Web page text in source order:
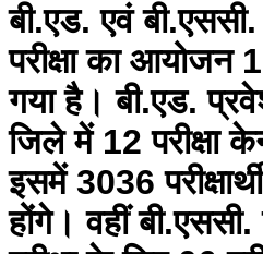
बी.एड. एवं
परीक्षा का आयोजन
गया है। बी.एड.
जिले में 12 परीक्षा
इसमें 3036
होंगे। वहीं बी.एससी.